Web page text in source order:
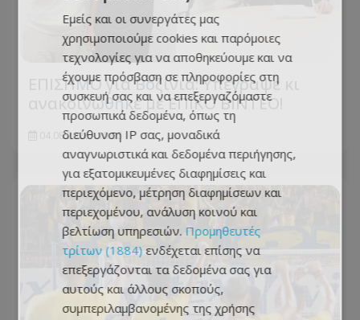
ΕΠΙΣΗΜΟ για Βοζίνια: Υπέγραψε κι
ανακοινώθηκε με ΕΠΙΚΟ ΒΙΝΤΕΟ!
04.08.2026 - 10:05
Εμείς και οι συνεργάτες μας
χρησιμοποιούμε cookies και παρόμοιες
τεχνολογίες για να αποθηκεύουμε και να
έχουμε πρόσβαση σε πληροφορίες στη
συσκευή σας και να επεξεργαζόμαστε
προσωπικά δεδομένα, όπως τη
διεύθυνση IP σας, μοναδικά
αναγνωριστικά και δεδομένα περιήγησης,
για εξατομικευμένες διαφημίσεις και
περιεχόμενο, μέτρηση διαφημίσεων και
περιεχομένου, ανάλυση κοινού και
βελτίωση υπηρεσιών. Προμηθευτές
τρίτων (1884) ενδέχεται επίσης να
επεξεργάζονται τα δεδομένα σας για
αυτούς και άλλους σκοπούς,
συμπεριλαμβανομένης της χρήσης